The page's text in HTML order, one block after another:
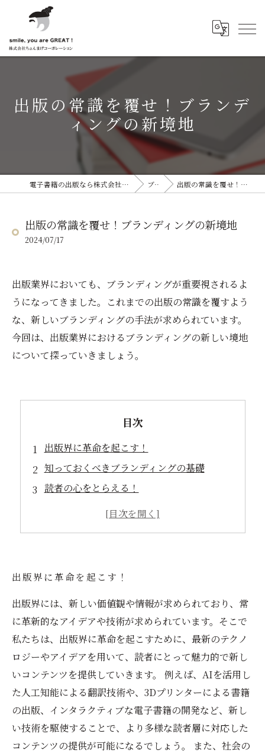
出版の常識を覆せ！ブランデ
ィングの新境地
電子書籍の出版なら株式会社ちょんまげコーポレーション ブログ 出版の常識を覆せ！ブランディングの新境地
出版の常識を覆せ！ブランディングの新境地
2024/07/17
出版業界においても、ブランディングが重要視されるよ
うになってきました。これまでの出版の常識を覆すよう
な、新しいブランディングの手法が求められています。
今回は、出版業界におけるブランディングの新しい境地
について探っていきましょう。
目次
出版界に革命を起こす！
知っておくべきブランディングの基礎
読者の心をとらえる！
出版社の成功事例に学ぶ
出版界に革命を起こす！
出版界には、新しい価値観や情報が求められており、常
に革新的なアイデアや技術が求められています。そこで
私たちは、出版界に革命を起こすために、最新のテクノ
ロジーやアイデアを用いて、読者にとって魅力的で新し
いコンテンツを提供していきます。 例えば、AIを活用し
た人工知能による翻訳技術や、3Dプリンターによる書籍
の出版、インタラクティブな電子書籍の開発など、新し
い技術を駆使することで、より多様な読者層に対応した
コンテンツの提供が可能になるでしょう。 また、社会の